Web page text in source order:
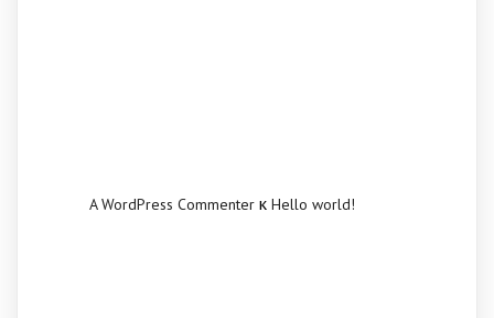
A WordPress Commenter к Hello world!